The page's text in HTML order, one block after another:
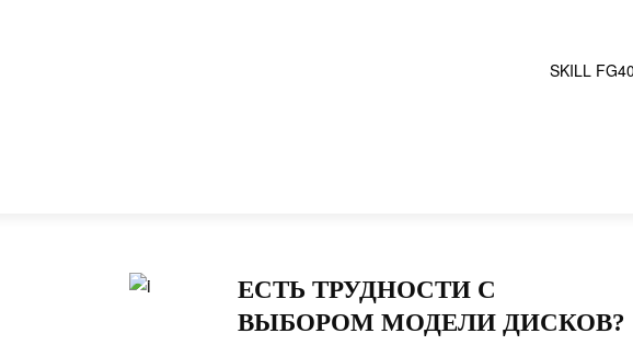
SKILL
ЕСТЬ ТРУДНОСТИ С
ВЫБОРОМ МОДЕЛИ ДИСКОВ?